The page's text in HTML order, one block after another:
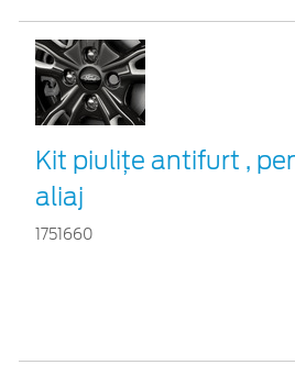
Kit piuliţe antifurt ,
aliaj
1751660